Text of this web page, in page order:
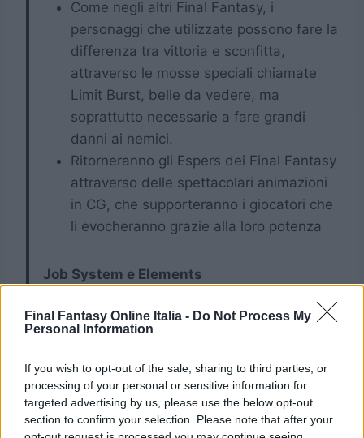
Final Fantasy Online Italia - Do Not Process My
Personal Information
If you wish to opt-out of the sale, sharing to third parties, or
processing of your personal or sensitive information for
targeted advertising by us, please use the below opt-out
section to confirm your selection. Please note that after your
Come negli altri Final Fantasy, i
personaggi che utilizzate possono fare la
differenza tra vittoria e sconfitta,
attraverso le mosse speciali chiamate
Limit Burst, belle da vedere, ma
soprattutto necessarie a fare grandi
danni ai nemici.
Ritorneranno gli Espers dei Final Fantasy
attraverso delle spettacolari animazioni
in CG, che supporteranno i giocatori che
li evocheranno grazie alla loro potenza
Job System e Elements
Acquisisci nuovi job potenziando le tue
ogni unità ha un elemento che può
essere utilizzato contro determinati
nemici dell’elemento opposto per fare
anche ancora più danni. Sfrutta bene il